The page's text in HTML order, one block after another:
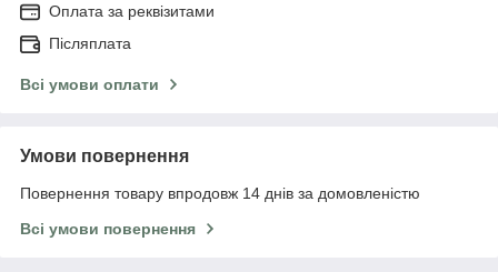
Оплата за реквізитами
Післяплата
Всі умови оплати
Умови повернення
Повернення товару впродовж 14 днів за домовленістю
Всі умови повернення